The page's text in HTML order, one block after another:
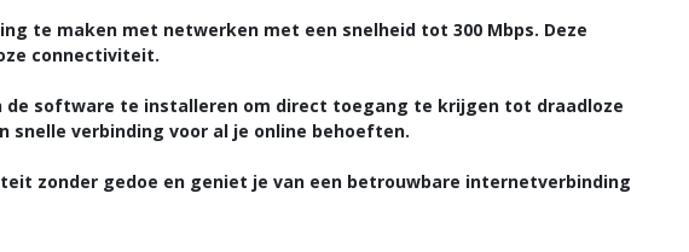
te maken met netwerken met een snelheid tot 300 Mbps. Deze
connectiviteit.
software te installeren om direct toegang te krijgen tot draadloze
verbinding voor al je online behoeften.
zonder gedoe en geniet je van een betrouwbare internetverbinding